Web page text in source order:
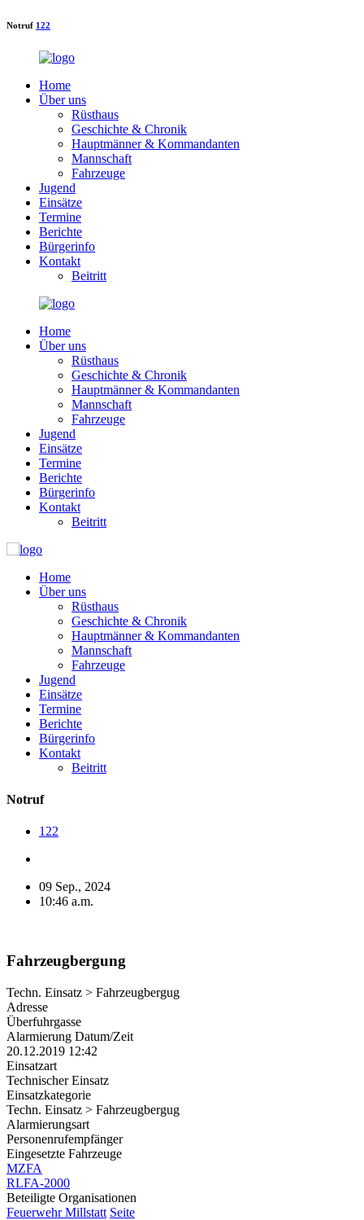
Notruf 122
Home
Über uns
Rüsthaus
Geschichte & Chronik
Hauptmänner & Kommandanten
Mannschaft
Fahrzeuge
Jugend
Einsätze
Termine
Berichte
Bürgerinfo
Kontakt
Beitritt
Home
Über uns
Rüsthaus
Geschichte & Chronik
Hauptmänner & Kommandanten
Mannschaft
Fahrzeuge
Jugend
Einsätze
Termine
Berichte
Bürgerinfo
Kontakt
Beitritt
Home
Über uns
Rüsthaus
Geschichte & Chronik
Hauptmänner & Kommandanten
Mannschaft
Fahrzeuge
Jugend
Einsätze
Termine
Berichte
Bürgerinfo
Kontakt
Beitritt
Notruf
122
09 Sep., 2024
10:46 a.m.
Fahrzeugbergung
Techn. Einsatz > Fahrzeugbergug
Adresse
Überfuhrgasse
Alarmierung Datum/Zeit
20.12.2019 12:42
Einsatzart
Technischer Einsatz
Einsatzkategorie
Techn. Einsatz > Fahrzeugbergug
Alarmierungsart
Personenrufempfänger
Eingesetzte Fahrzeuge
MZFA
RLFA-2000
Beteiligte Organisationen
Feuerwehr Millstatt Seite